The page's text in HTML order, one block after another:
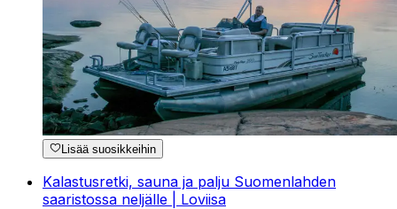
Lisää suosikkeihin
Kalastusretki, sauna ja palju Suomenlahden
saaristossa neljälle | Loviisa